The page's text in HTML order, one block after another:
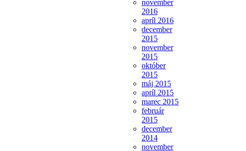
november
2016
apríl 2016
december
2015
november
2015
október
2015
máj 2015
apríl 2015
marec 2015
február
2015
december
2014
november